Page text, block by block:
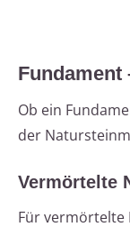
Fundament
Ob ein
der
Vermörtelte
Für vermörtelte